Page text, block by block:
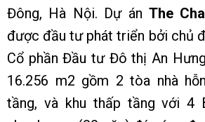
Đông, Hà Nội. Dự án The
được đầu tư phát triển bởi chủ
Cổ phần Đầu tư Đô thị An
16.256 m2 gồm 2 tòa nhà
tầng, và khu thấp tầng với 4